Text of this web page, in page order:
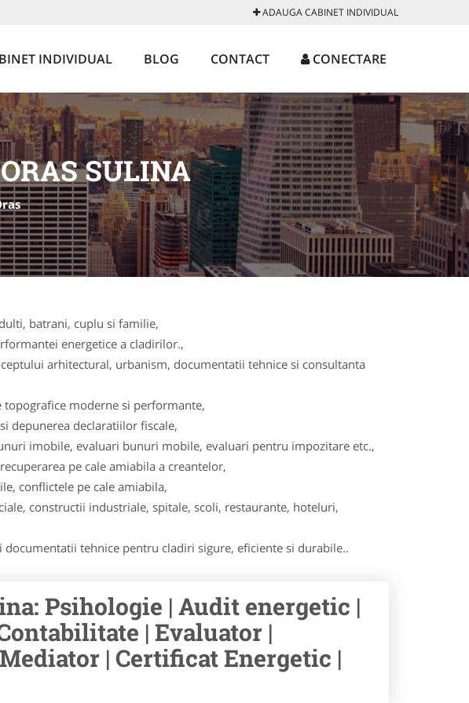
ADAUGA CABINET INDIVIDUAL
INDIVIDUAL BLOG CONTACT CONECTARE
SULINA
batrani, cuplu si familie,
energetice a cladirilor.,
arhitectural, urbanism, documentatii tehnice si consultanta
moderne si performante,
depunerea declaratiilor fiscale,
imobile, evaluari bunuri mobile, evaluari pentru impozitare etc.,
pe cale amiabila a creantelor,
conflictele pe cale amiabila,
constructii industriale, spitale, scoli, restaurante, hoteluri,
tehnice pentru cladiri sigure, eficiente si durabile..
Psihologie | Audit energetic |
| Evaluator |
| Certificat Energetic |